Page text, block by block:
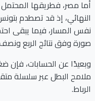
أما مصر، فطريقها
النهائي، إذ قد تصطدم
نفس المسار، فيما يبقى
صورة وفق نتائج الربع
وبعيدًا عن الحسابات، فإن
ملامح البطل عبر سلسلة
الرباط.